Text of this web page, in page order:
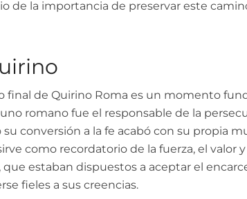
de la importancia de preservar este
final de Quirino Roma es un momento
romano fue el responsable de la
conversión a la fe acabó con su propia
como recordatorio de la fuerza, el valor
estaban dispuestos a aceptar el
fieles a sus creencias.